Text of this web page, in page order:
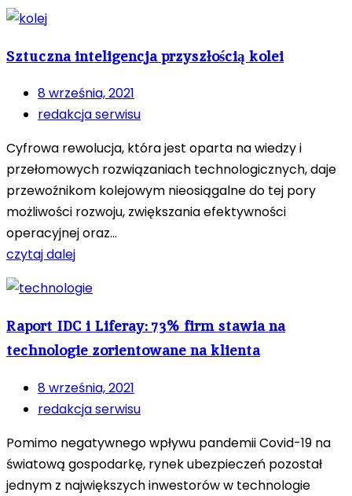
Sztuczna inteligencja przyszłością kolei
8 września, 2021
redakcja serwisu
Cyfrowa rewolucja, która jest oparta na wiedzy i
przełomowych rozwiązaniach technologicznych, daje
przewoźnikom kolejowym nieosiągalne do tej pory
możliwości rozwoju, zwiększania efektywności
operacyjnej oraz...
czytaj dalej
Raport IDC i Liferay: 73% firm stawia na
technologie zorientowane na klienta
8 września, 2021
redakcja serwisu
Pomimo negatywnego wpływu pandemii Covid-19 na
światową gospodarkę, rynek ubezpieczeń pozostał
jednym z największych inwestorów w technologie